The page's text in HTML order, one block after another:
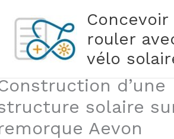
contenu
rouler
vélo
d’une
solaire
Aevon